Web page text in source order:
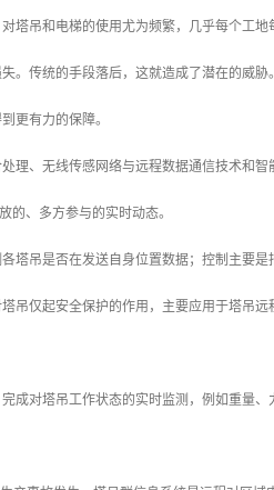
塔吊和电梯的使用尤为频繁，几乎每个工
。传统的手段落后，这就造成了潜在的威胁
更有力的保障。
理、无线传感网络与远程数据通信技术和
的、多方参与的实时动态。
塔吊是否在发送自身位置数据；控制主要
吊仅起安全保护的作用，主要应用于塔吊
成对塔吊工作状态的实时监测，例如重量